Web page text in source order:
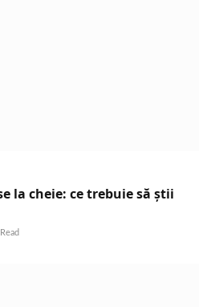
la cheie: ce trebuie să știi